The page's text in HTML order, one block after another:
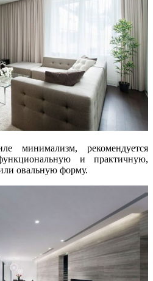
минимализм, рекомендуется
и практичную,
овальную форму.